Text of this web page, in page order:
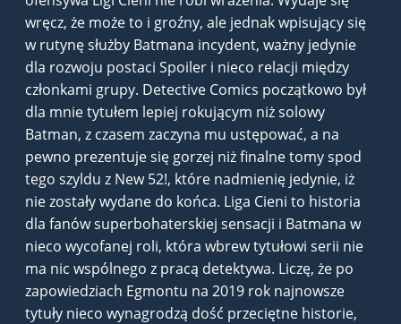
wręcz, że może to i groźny, ale jednak wpisujący się
w rutynę służby Batmana incydent, ważny jedynie
dla rozwoju postaci Spoiler i nieco relacji między
członkami grupy. Detective Comics początkowo był
dla mnie tytułem lepiej rokującym niż solowy
Batman, z czasem zaczyna mu ustępować, a na
pewno prezentuje się gorzej niż finalne tomy spod
tego szyldu z New 52!, które nadmienię jedynie, iż
nie zostały wydane do końca. Liga Cieni to historia
dla fanów superbohaterskiej sensacji i Batmana w
nieco wycofanej roli, która wbrew tytułowi serii nie
ma nic wspólnego z pracą detektywa. Liczę, że po
zapowiedziach Egmontu na 2019 rok najnowsze
tytuły nieco wynagrodzą dość przeciętne historie,